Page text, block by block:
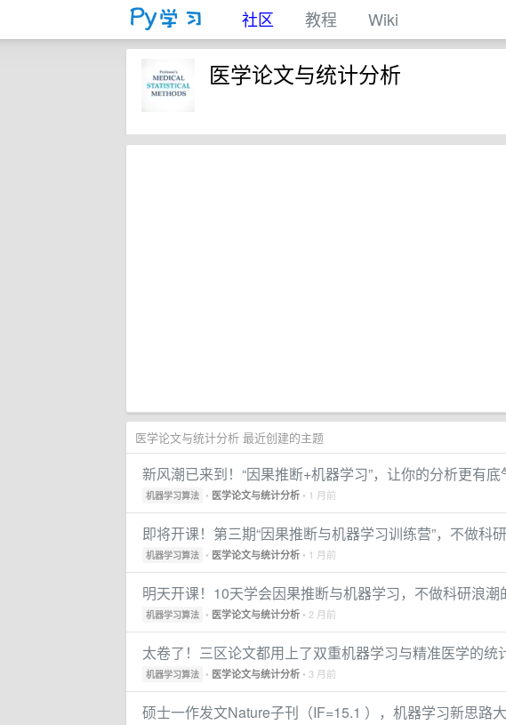
社区 教程 Wiki
医学论文与统计分析
医学论文与统计分析 最近创建的主题
新风潮已来到！“因果推断+机器学习”，让你的分析更有底
机器学习算法 • 医学论文与统计分析 • 1 月前
即将开课！第三期“因果推断与机器学习训练营”，不做科
机器学习算法 • 医学论文与统计分析 • 1 月前
明天开课！10天学会因果推断与机器学习，不做科研浪潮
机器学习算法 • 医学论文与统计分析 • 2 月前
太卷了！三区论文都用上了双重机器学习与精准医学的统
机器学习算法 • 医学论文与统计分析 • 3 月前
硕士一作发文Nature子刊（IF=15.1 ），机器学习新思路